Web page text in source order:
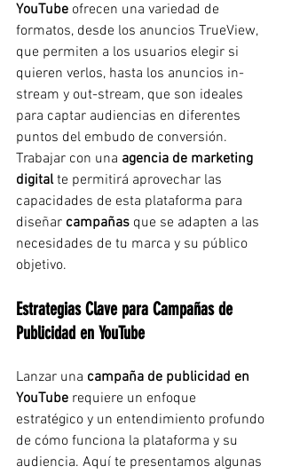
YouTube ofrecen una variedad de
formatos, desde los anuncios TrueView,
que permiten a los usuarios elegir si
quieren verlos, hasta los anuncios in-
stream y out-stream, que son ideales
para captar audiencias en diferentes
puntos del embudo de conversión.
Trabajar con una agencia de marketing
digital te permitirá aprovechar las
capacidades de esta plataforma para
diseñar campañas que se adapten a las
necesidades de tu marca y su público
objetivo.
Estrategias Clave para Campañas de
Publicidad en YouTube
Lanzar una campaña de publicidad en
YouTube requiere un enfoque
estratégico y un entendimiento profundo
de cómo funciona la plataforma y su
audiencia. Aquí te presentamos algunas